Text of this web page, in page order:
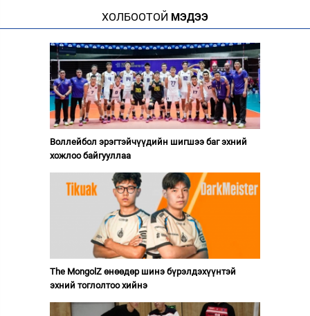
ХОЛБООТОЙ МЭДЭЭ
Воллейбол эрэгтэйчүүдийн шигшээ баг эхний
хожлоо байгууллаа
The MongolZ өнөөдөр шинэ бүрэлдэхүүнтэй
эхний тоглолтоо хийнэ